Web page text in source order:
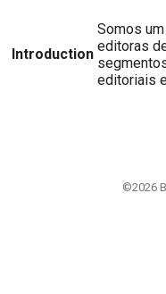
Introduction
Somos
editoras
editoriais
©2026